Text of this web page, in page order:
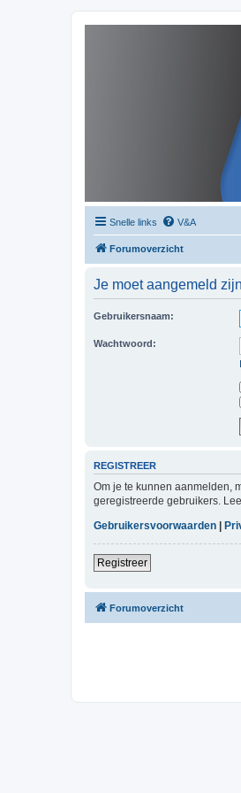
Snelle links V&A
Forumoverzicht
Je moet aangemeld
Gebruikersnaam:
Wachtwoord:
REGISTREER
Om je te kunnen aanmelden,
geregistreerde gebruikers.
Gebruikersvoorwaarden |
Registreer
Forumoverzicht